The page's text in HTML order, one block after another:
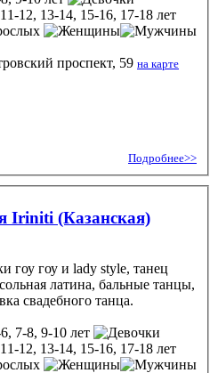
12, 13-14, 15-16, 17-18 лет
проспект, 59 на карте
Подробнее>>
Iriniti (Казанская)
гоу гоу и lady style, танец
латина, бальные танцы,
свадебного танца.
7-8, 9-10 лет
12, 13-14, 15-16, 17-18 лет